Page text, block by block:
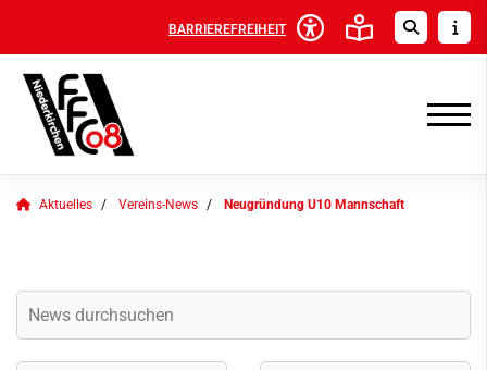
BARRIEREFREIHEIT
Aktuelles Vereins-News Neugründung U10 Mannschaft